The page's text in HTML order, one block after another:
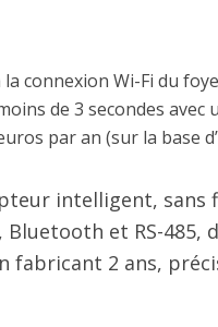
connexion Wi-Fi du
de 3 secondes
par an (sur la base
intelligent, sans
et RS-485,
fabricant 2 ans,